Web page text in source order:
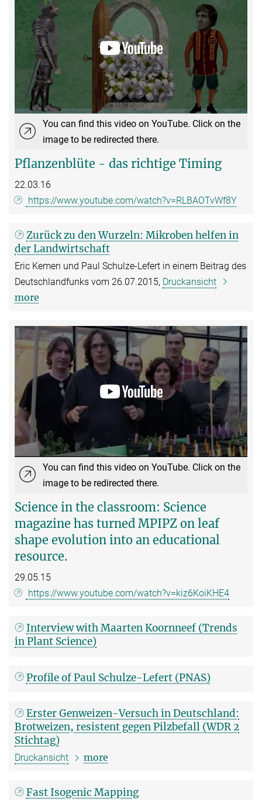
You can find this video on YouTube. Click on the
image to be redirected there.
Pflanzenblüte - das richtige Timing
22.03.16
https://www.youtube.com/watch?v=RLBAOTvWf8Y
Zurück zu den Wurzeln: Mikroben helfen in
der Landwirtschaft
Eric Kemen und Paul Schulze-Lefert in einem Beitrag des
Deutschlandfunks vom 26.07.2015, Druckansicht
more
You can find this video on YouTube. Click on the
image to be redirected there.
Science in the classroom: Science
magazine has turned MPIPZ on leaf
shape evolution into an educational
resource.
29.05.15
https://www.youtube.com/watch?v=kiz6KoiKHE4
Interview with Maarten Koornneef (Trends
in Plant Science)
Profile of Paul Schulze-Lefert (PNAS)
Erster Genweizen-Versuch in Deutschland:
Brotweizen, resistent gegen Pilzbefall (WDR 2
Stichtag)
Druckansicht more
Fast Isogenic Mapping